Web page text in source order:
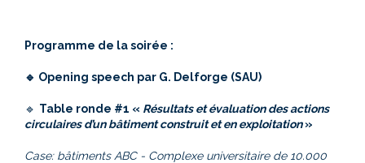
Programme de la soirée :
🔹 Opening speech par G. Delforge (SAU)
🔹 Table ronde #1 « Résultats et évaluation des actions
circulaires d’un bâtiment construit et en exploitation»
Case: bâtiments ABC - Complexe universitaire de 10.000